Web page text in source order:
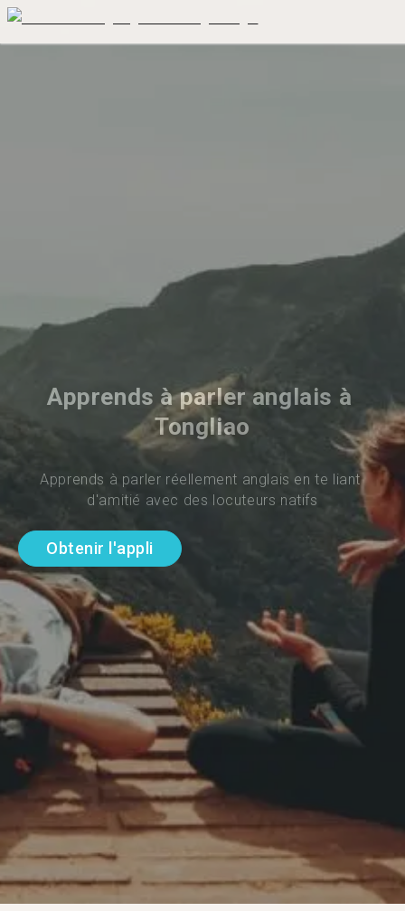
Apprends à parler anglais à
Tongliao
Apprends à parler réellement anglais en te liant
d'amitié avec des locuteurs natifs
Obtenir l'appli